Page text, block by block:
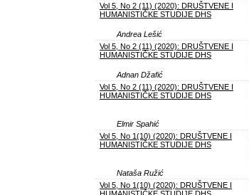
Vol 5, No 2 (11) (2020): DRUŠTVENE I
HUMANISTIČKE STUDIJE DHS
Andrea Lešić
Vol 5, No 2 (11) (2020): DRUŠTVENE I
HUMANISTIČKE STUDIJE DHS
Adnan Džafić
Vol 5, No 2 (11) (2020): DRUŠTVENE I
HUMANISTIČKE STUDIJE DHS
Elmir Spahić
Vol 5, No 1(10) (2020): DRUŠTVENE I
HUMANISTIČKE STUDIJE DHS
Nataša Ružić
Vol 5, No 1(10) (2020): DRUŠTVENE I